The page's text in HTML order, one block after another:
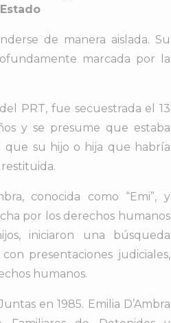
de manera aislada. Su
marcada por la
PRT, fue secuestrada el 13
y se presume que estaba
que su hijo o hija que habría
conocida como “Emi”, y
por los derechos humanos
iniciaron una búsqueda
presentaciones judiciales,
humanos.
en 1985. Emilia D’Ambra